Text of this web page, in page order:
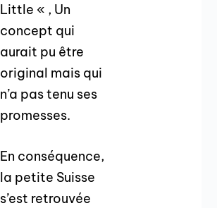
Little « , Un
concept qui
aurait pu être
original mais qui
n’a pas tenu ses
promesses.
En conséquence,
la petite Suisse
s’est retrouvée